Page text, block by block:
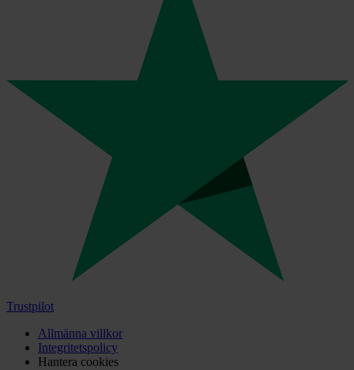
Trustpilot
Allmänna villkor
Integritetspolicy
Hantera cookies